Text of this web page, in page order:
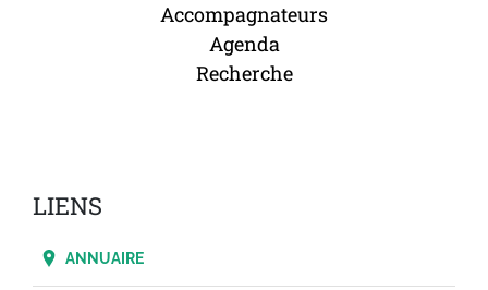
Accompagnateurs
Agenda
Recherche
LIENS
ANNUAIRE